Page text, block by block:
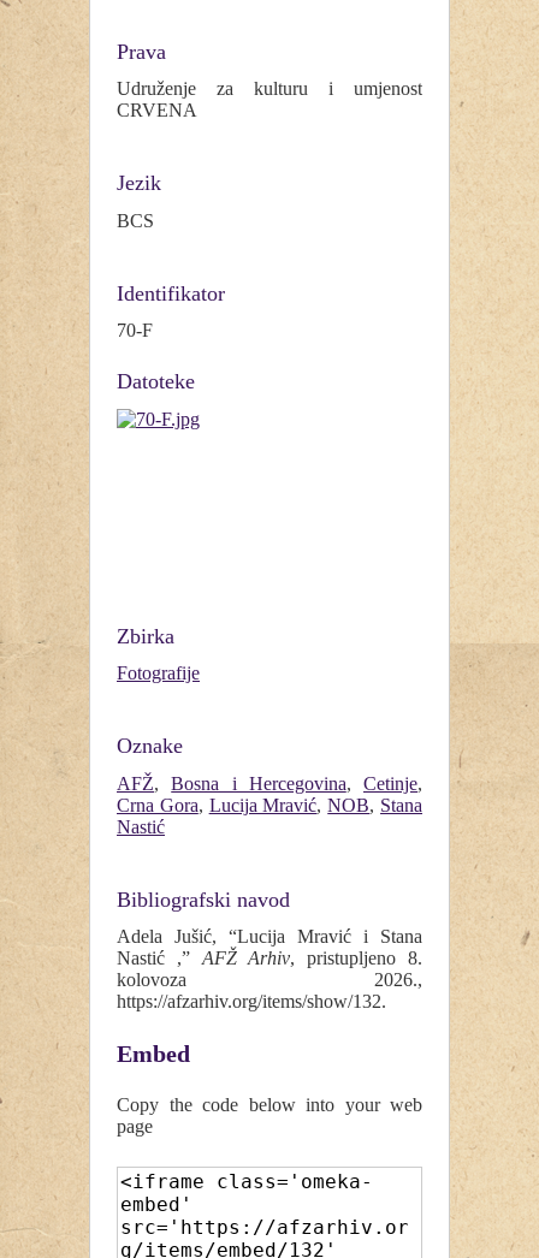
Prava
Udruženje za kulturu i umjenost
CRVENA
Jezik
BCS
Identifikator
70-F
Datoteke
Zbirka
Fotografije
Oznake
AFŽ,Bosna i Hercegovina, Cetinje,
Crna Gora, Lucija Mravić,NOB, Stana
Nastić
Bibliografski navod
Adela Jušić, “Lucija Mravić i Stana
Nastić ,”AFŽ Arhiv, pristupljeno 8.
kolovoza 2026.,
https://afzarhiv.org/items/show/132.
Embed
Copy the code below into your web
page